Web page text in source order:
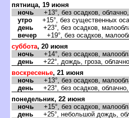
пятница, 19 июня
ночь +13°, без осадков,
утро +15°, без существенных
день +23°, без осадков,
ечер +19°, без осадков,
суббота, 20 июня
ночь +14°, без осадков,
день +22°, дождь, гроза,
оскресенье, 21 июня
ночь +13°, без осадков,
день +23°, без осадков,
понедельник, 22 июня
ночь +15°, без осадков,
день +25°, небольшой дождь,